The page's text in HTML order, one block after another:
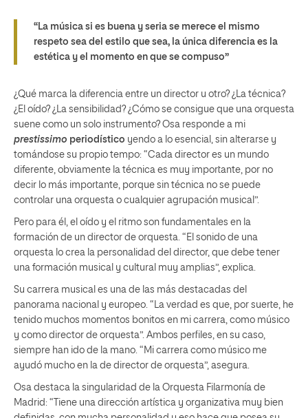
“La música si es buena y seria se merece el mismo
respeto sea del estilo que sea, la única diferencia es la
estética y el momento en que se compuso”
¿Qué marca la diferencia entre un director u otro? ¿La técnica?
¿El oído? ¿La sensibilidad? ¿Cómo se consigue que una orquesta
suene como un solo instrumento? Osa responde a mi
prestissimo periodístico yendo a lo esencial, sin alterarse y
tomándose su propio tempo: “Cada director es un mundo
diferente, obviamente la técnica es muy importante, por no
decir lo más importante, porque sin técnica no se puede
controlar una orquesta o cualquier agrupación musical”.
Pero para él, el oído y el ritmo son fundamentales en la
formación de un director de orquesta. “El sonido de una
orquesta lo crea la personalidad del director, que debe tener
una formación musical y cultural muy amplias”, explica.
Su carrera musical es una de las más destacadas del
panorama nacional y europeo. “La verdad es que, por suerte, he
tenido muchos momentos bonitos en mi carrera, como músico
y como director de orquesta”. Ambos perfiles, en su caso,
siempre han ido de la mano. “Mi carrera como músico me
ayudó mucho en la de director de orquesta”, asegura.
Osa destaca la singularidad de la Orquesta Filarmonía de
Madrid: “Tiene una dirección artística y organizativa muy bien